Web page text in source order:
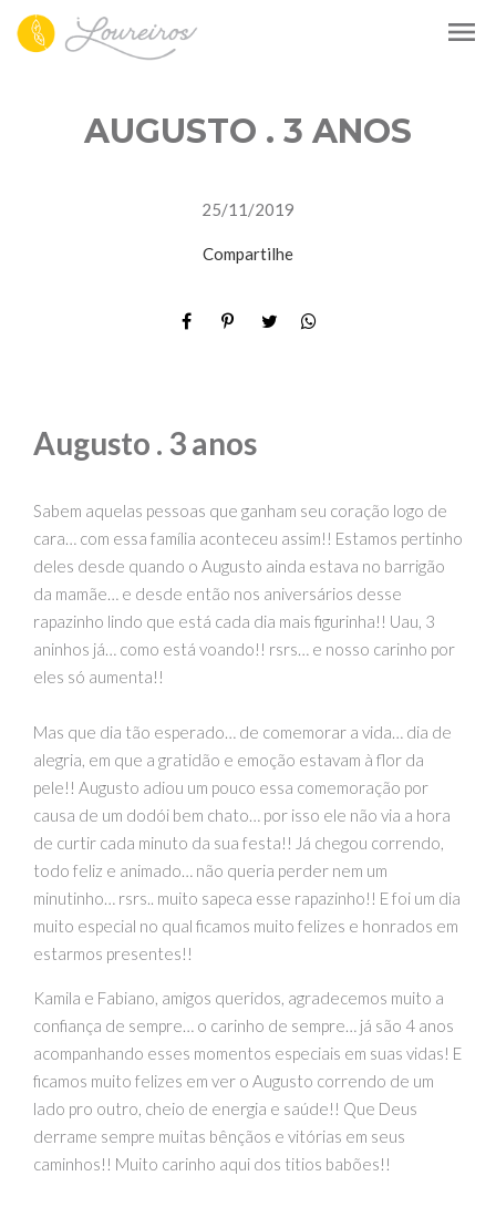
menu
AUGUSTO . 3 ANOS
25/11/2019
Compartilhe
Augusto . 3 anos
Sabem aquelas pessoas que ganham seu coração logo de
cara… com essa família aconteceu assim!! Estamos pertinho
deles desde quando o Augusto ainda estava no barrigão
da mamãe… e desde então nos aniversários desse
rapazinho lindo que está cada dia mais figurinha!! Uau, 3
aninhos já… como está voando!! rsrs… e nosso carinho por
eles só aumenta!!
Mas que dia tão esperado… de comemorar a vida… dia de
alegria, em que a gratidão e emoção estavam à flor da
pele!! Augusto adiou um pouco essa comemoração por
causa de um dodói bem chato… por isso ele não via a hora
de curtir cada minuto da sua festa!! Já chegou correndo,
todo feliz e animado… não queria perder nem um
minutinho… rsrs.. muito sapeca esse rapazinho!! E foi um dia
muito especial no qual ficamos muito felizes e honrados em
estarmos presentes!!
Kamila e Fabiano, amigos queridos, agradecemos muito a
confiança de sempre… o carinho de sempre… já são 4 anos
acompanhando esses momentos especiais em suas vidas! E
ficamos muito felizes em ver o Augusto correndo de um
lado pro outro, cheio de energia e saúde!! Que Deus
derrame sempre muitas bênçãos e vitórias em seus
caminhos!! Muito carinho aqui dos titios babões!!